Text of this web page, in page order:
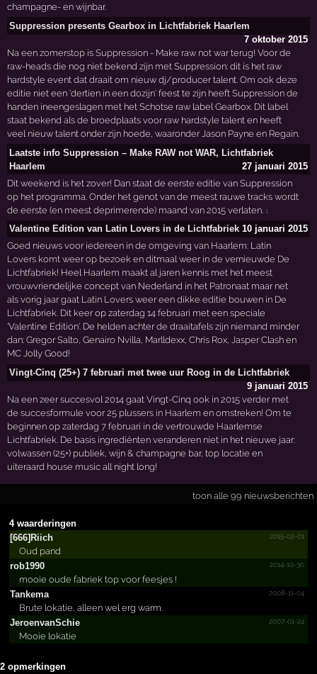
champagne- en wijnbar.
Suppression presents Gearbox in Lichtfabriek Haarlem
7 oktober 2015
Na een zomerstop is Suppression - Make raw not war terug! Voor de
raw-heads die nog niet bekend zijn met Suppression: dit is het raw
hardstyle event dat draait om nieuw dj/producer talent. Om ook deze
editie niet een 'dertien in een dozijn' feest te zijn heeft Suppression de
handen ineengeslagen met het Schotse raw label Gearbox. Dit label
staat bekend als de broedplaats voor raw hardstyle talent en heeft
veel nieuw talent onder zijn hoede, waaronder Jason Payne en Regain.
Laatste info Suppression – Make RAW not WAR, Lichtfabriek
Haarlem
27 januari 2015
Dit weekend is het zover! Dan staat de eerste editie van Suppression
op het programma. Onder het genot van de meest rauwe tracks wordt
de eerste (en meest deprimerende) maand van 2015 verlaten.1
Valentine Edition van Latin Lovers in de Lichtfabriek 10 januari 2015
Goed nieuws voor iedereen in de omgeving van Haarlem: Latin
Lovers komt weer op bezoek en ditmaal weer in de vernieuwde De
Lichtfabriek! Heel Haarlem maakt al jaren kennis met het meest
vrouwvriendelijke concept van Nederland in het Patronaat maar net
als vorig jaar gaat Latin Lovers weer een dikke editie bouwen in De
Lichtfabriek. Dit keer op zaterdag 14 februari met een speciale
'Valentine Edition'. De helden achter de draaitafels zijn niemand minder
dan: Gregor Salto, Genairo Nvilla, Marlldexx, Chris Rox, Jasper Clash en
MC Jolly Good!
Vingt-Cinq (25+) 7 februari met twee uur Roog in de Lichtfabriek
9 januari 2015
Na een zeer succesvol 2014 gaat Vingt-Cinq ook in 2015 verder met
de succesformule voor 25 plussers in Haarlem en omstreken! Om te
beginnen op zaterdag 7 februari in de vertrouwde Haarlemse
Lichtfabriek. De basis ingrediënten veranderen niet in het nieuwe jaar:
volwassen (25+) publiek, wijn & champagne bar, top locatie en
uiteraard house music all night long!
toon alle 99 nieuwsberichten
4 waarderingen
[666]Riich
2015-02-01
Oud pand
rob1990
2014-10-30
mooie oude fabriek top voor feesjes !
Tankema
2008-11-04
Brute lokatie, alleen wel erg warm.
Jeroen­vanSch­ie
2007-01-24
Mooie lokatie
2 opmerkingen